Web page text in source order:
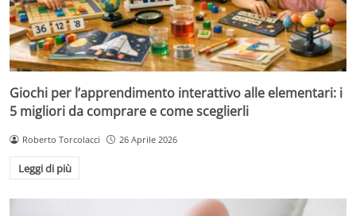
Giochi per l’apprendimento interattivo alle elementari: i
5 migliori da comprare e come sceglierli
Roberto Torcolacci 26 Aprile 2026
Leggi di più